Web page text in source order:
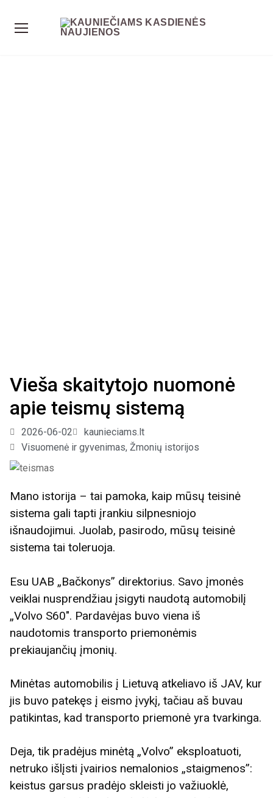
Vieša skaitytojo nuomonė
apie teismų sistemą
2026-06-02
kaunieciams.lt
Visuomenė ir gyvenimas, Žmonių istorijos
Mano istorija – tai pamoka, kaip mūsų teisinė
sistema gali tapti įrankiu silpnesniojo
išnaudojimui. Juolab, pasirodo, mūsų teisinė
sistema tai toleruoja.
Esu UAB „Bačkonys” direktorius. Savo įmonės
veiklai nusprendžiau įsigyti naudotą automobilį
„Volvo S60″. Pardavėjas buvo viena iš
naudotomis transporto priemonėmis
prekiaujančių įmonių.
Minėtas automobilis į Lietuvą atkeliavo iš JAV, kur
jis buvo patekęs į eismo įvykį, tačiau aš buvau
patikintas, kad transporto priemonė yra tvarkinga.
Deja, tik pradėjus minėtą „Volvo” eksploatuoti,
netruko išlįsti įvairios nemalonios „staigmenos”:
keistus garsus pradėjo skleisti jo važiuoklė,